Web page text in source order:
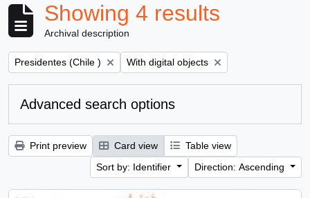
Showing 4 results
Archival description
Remove filter:
Presidentes (Chile ) Remove filter:
With digital objects
Advanced search options
Print preview Card view
Table view
Sort by: Identifier
Direction: Ascending